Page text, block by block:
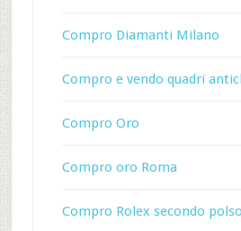
Compro Diamanti Milano
Compro e vendo quadri
Compro Oro
Compro oro Roma
Compro Rolex secondo